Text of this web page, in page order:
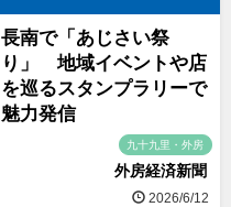
長南で「あじさい祭
り」 地域イベントや店
を巡るスタンプラリーで
魅力発信
九十九里・外房
外房経済新聞
2026/6/12